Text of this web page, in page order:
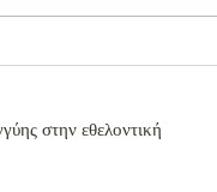
στην εθελοντική